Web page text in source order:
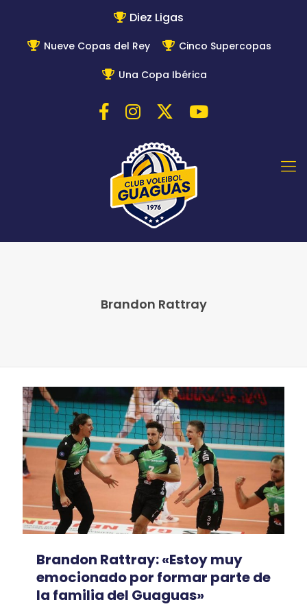
Diez Ligas
Nueve Copas del Rey Cinco Supercopas
Una Copa Ibérica
Brandon Rattray
Brandon Rattray: «Estoy muy
emocionado por formar parte de
la familia del Guaguas»